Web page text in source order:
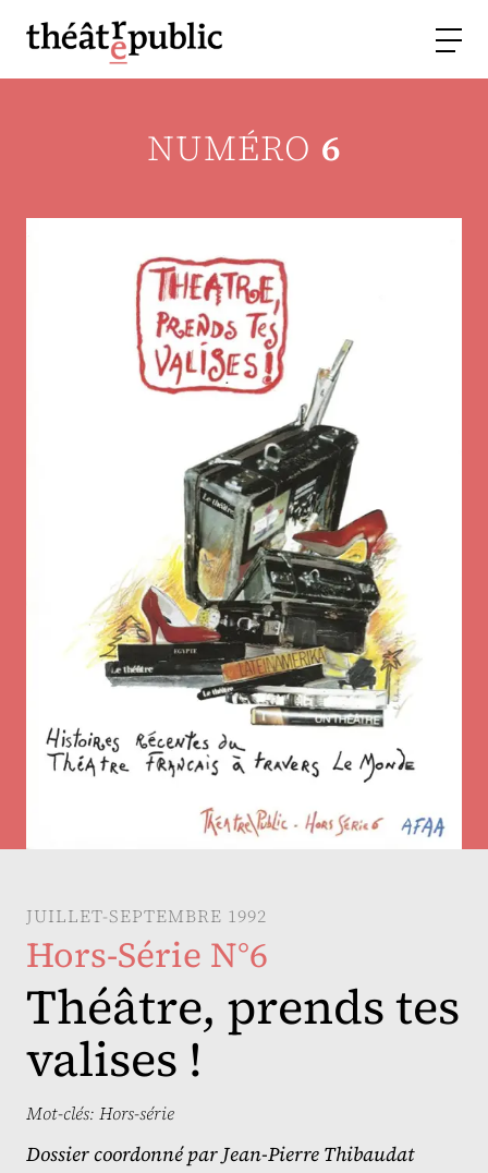
NUMÉRO 6
JUILLET-SEPTEMBRE 1992
Hors-Série N°6
Théâtre, prends tes
valises !
Mot-clés: Hors-série
Dossier coordonné parJean-Pierre Thibaudat